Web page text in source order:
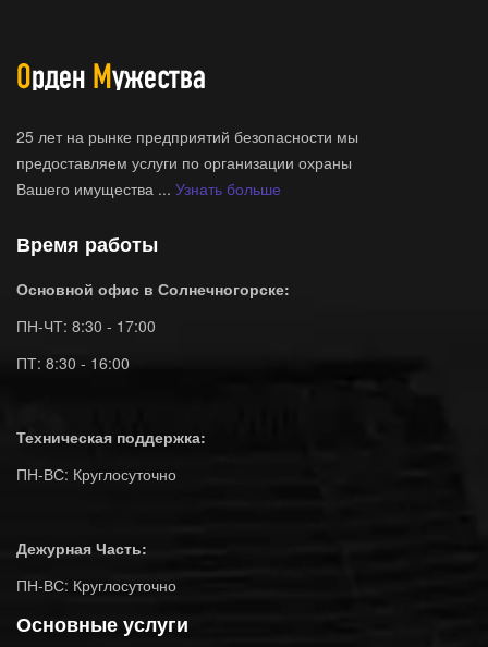
25 лет на рынке предприятий безопасности мы
предоставляем услуги по организации охраны
Вашего имущества ... Узнать больше
Время работы
Основной офис в Солнечногорске:
ПН-ЧТ: 8:30 - 17:00
ПТ: 8:30 - 16:00
Техническая поддержка:
ПН-ВС: Круглосуточно
Дежурная Часть:
ПН-ВС: Круглосуточно
Основные услуги